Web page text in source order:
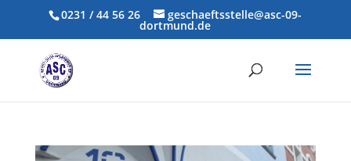
0231 / 44 56 26 geschaeftsstelle@asc-09-
dortmund.de